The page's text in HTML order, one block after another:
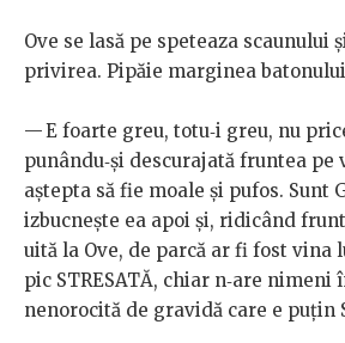
Ove se lasă pe speteaza scaunului
privirea. Pipăie marginea
— E foarte greu, totu‑i greu, nu
punându‑și descurajată fruntea pe
aștepta să fie moale și pufos. Sunt
izbucnește ea apoi și, ridicând
uită la Ove, de parcă ar fi fost vina
pic STRESATĂ, chiar n‑are
nenorocită de gravidă care e puțin